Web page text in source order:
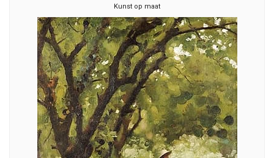
Kunst op maat